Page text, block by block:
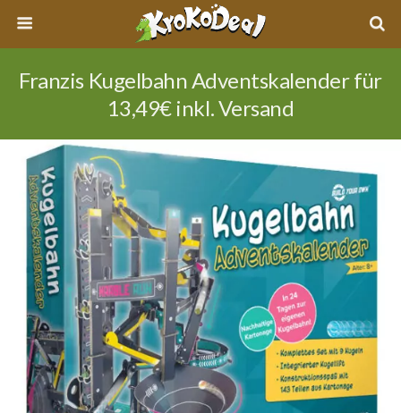
Franzis Kugelbahn Adventskalender für
13,49€ inkl. Versand